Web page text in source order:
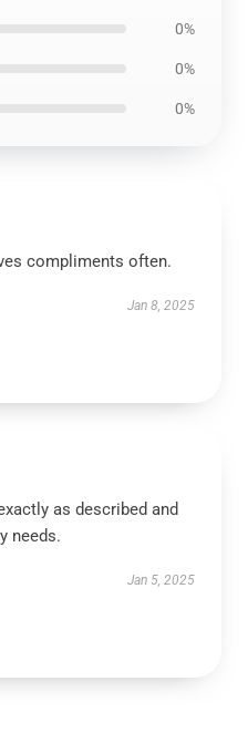
0%
0%
0%
compliments often.
Jan 8, 2025
as described and
needs.
Jan 5, 2025